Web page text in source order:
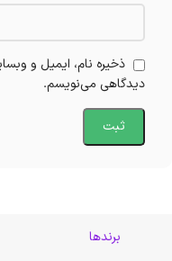
ذخیره نام، ایمیل و
دیدگاهی می‌نویسم.
برندها